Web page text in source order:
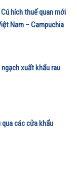
hích thuế quan mới
Nam – Campuchia
xuất khẩu rau
các cửa khẩu